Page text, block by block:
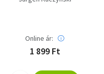
Online ár:
1 899 Ft